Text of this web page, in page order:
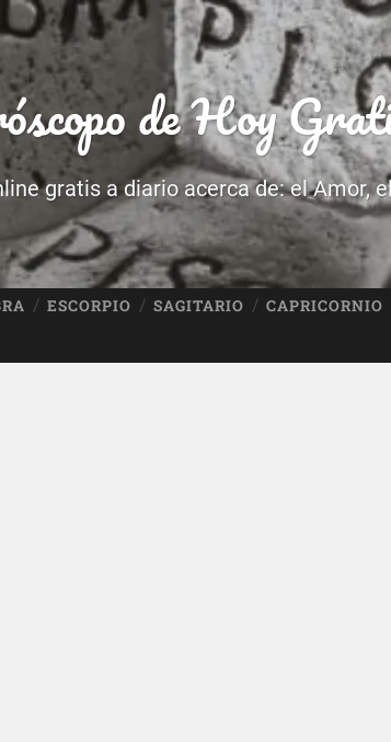
de Hoy
gratis a diario acerca de: el Amor,
ESCORPIO SAGITARIO CAPRICORNIO